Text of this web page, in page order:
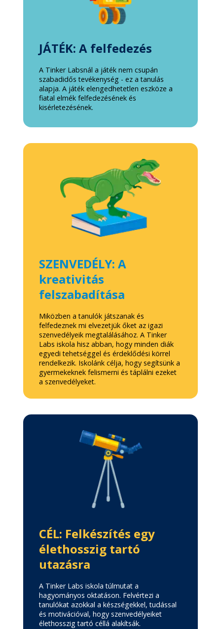
JÁTÉK: A felfedezés
A Tinker Labsnál a játék nem csupán
szabadidős tevékenység - ez a tanulás
alapja. A játék elengedhetetlen eszköze a
fiatal elmék felfedezésének és
kisérletezésének.
SZENVEDÉLY: A
kreativitás
felszabadítása
Miközben a tanulók játszanak és
felfedeznek mi elvezetjük őket az igazi
szenvedélyeik megtalálásához. A Tinker
Labs iskola hisz abban, hogy minden diák
egyedi tehetséggel és érdeklődési körrel
rendelkezik. Iskolánk célja, hogy segítsünk a
gyermekeknek felismerni és táplálni ezeket
a szenvedélyeket.
CÉL: Felkészítés egy
élethosszig tartó
utazásra
A Tinker Labs iskola túlmutat a
hagyományos oktatáson. Felvértezi a
tanulókat azokkal a készségekkel, tudással
és motivációval, hogy szenvedélyeiket
élethosszig tartó céllá alakítsák.